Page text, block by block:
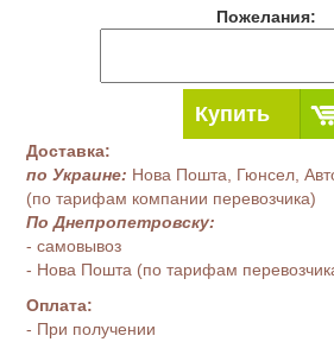
Пожелания:
Купить
Доставка:
по Украине: Нова Пошта, Гюнсел,
(по тарифам компании перевозчика)
По Днепропетровску:
- самовывоз
- Нова Пошта (по тарифам
Оплата:
- При получении